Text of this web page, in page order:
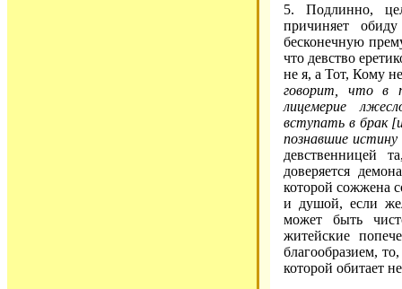
5. Подлинно,
причиняет
бесконечную
что девство
не я, а Тот, Кому
говорит, что в
лицемерие
вступать в брак
познавшие истину
девственницей
доверяется
которой сожжена
и душой, если
может быть
житейские
благообразием,
которой обитает